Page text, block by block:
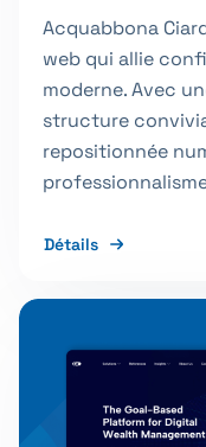
Acquabbona
web qui allie
moderne. Avec
structure
repositionnée
Détails